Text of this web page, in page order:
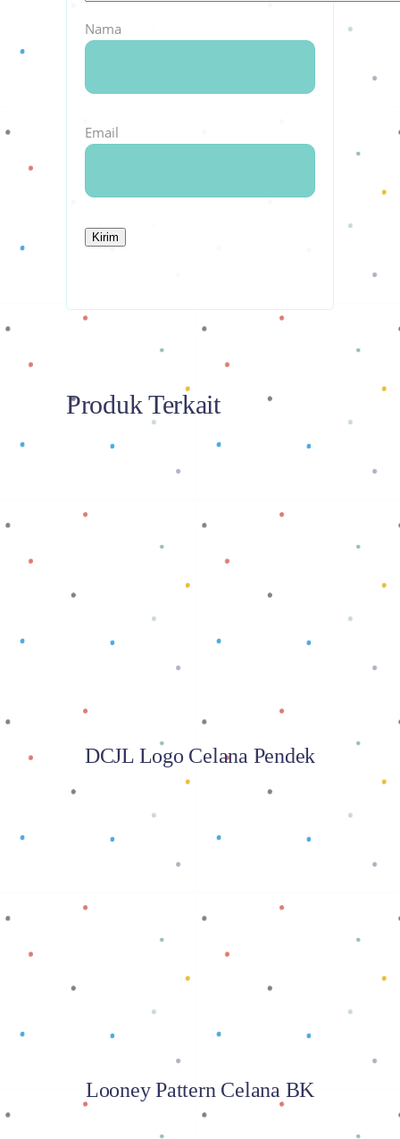
Nama
Email
Produk Terkait
Baca selengkapnya
DCJL Logo Celana Pendek
Baca selengkapnya
Looney Pattern Celana BK